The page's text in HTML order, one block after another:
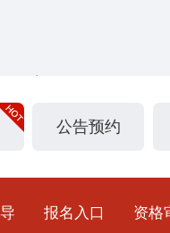
公告预约
报名入口 资格